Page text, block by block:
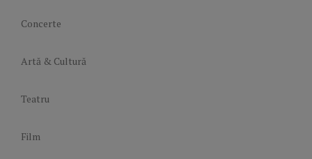
Concerte
Artă & Cultură
Teatru
Film